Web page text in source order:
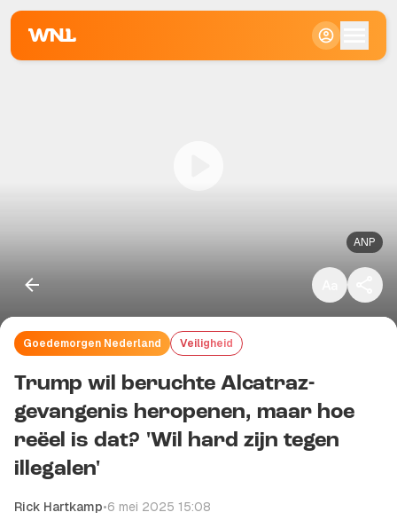
ANP
Goedemorgen Nederland Veiligheid
Trump wil beruchte Alcatraz-
gevangenis heropenen, maar hoe
reëel is dat? 'Wil hard zijn tegen
illegalen'
Rick Hartkamp•6 mei 2025 15:08